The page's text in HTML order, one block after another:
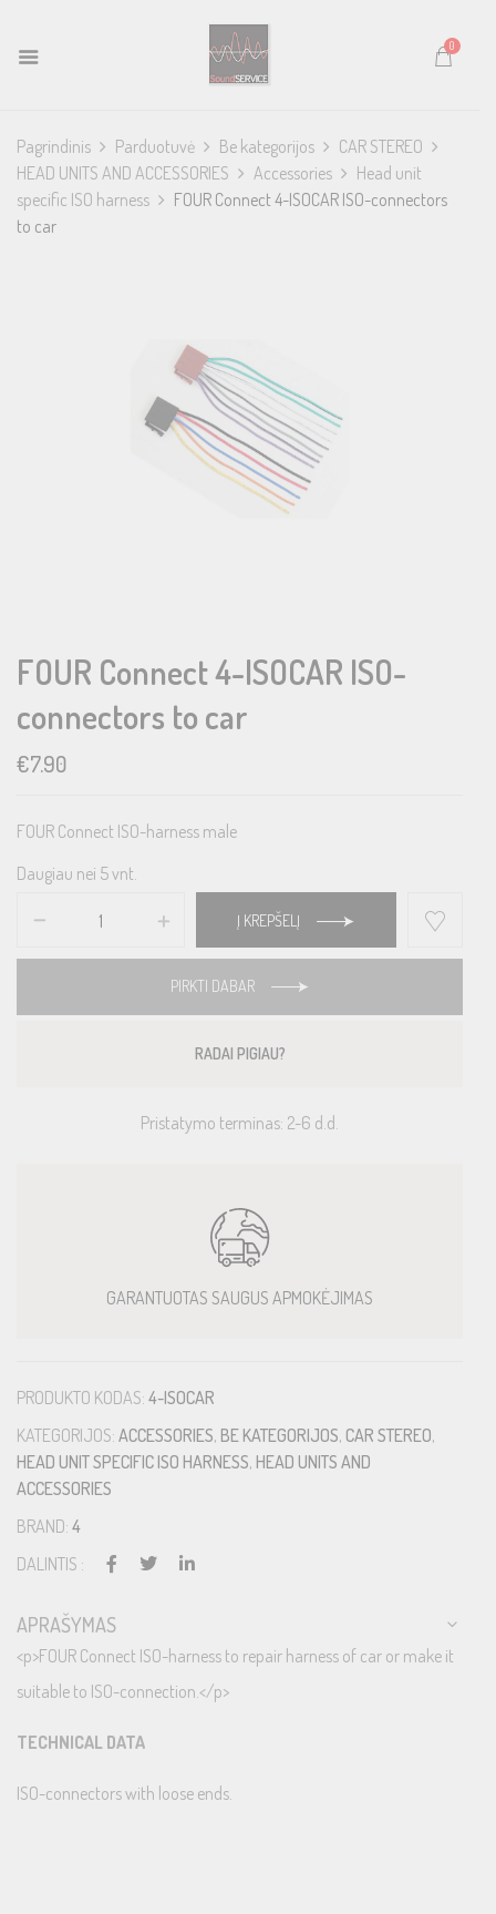
0
Pagrindinis Parduotuvė Be kategorijos
CAR STEREO
HEAD UNITS AND ACCESSORIES
Accessories
Head unit
specific ISO harness
FOUR Connect 4-ISOCAR ISO-connectors
to car
FOUR Connect 4-ISOCAR ISO-
connectors to car
€7.90
FOUR Connect ISO-harness male
Daugiau nei 5 vnt.
Į KREPŠELĮ
PIRKTI DABAR
RADAI PIGIAU?
Pristatymo terminas: 2-6 d.d.
GARANTUOTAS SAUGUS APMOKĖJIMAS
PRODUKTO KODAS: 4-ISOCAR
KATEGORIJOS: ACCESSORIES, BE KATEGORIJOS, CAR STEREO,
HEAD UNIT SPECIFIC ISO HARNESS, HEAD UNITS AND
ACCESSORIES
BRAND: 4
DALINTIS :
APRAŠYMAS
<p>FOUR Connect ISO-harness to repair harness of car or make it
suitable to ISO-connection.</p>
TECHNICAL DATA
ISO-connectors with loose ends.